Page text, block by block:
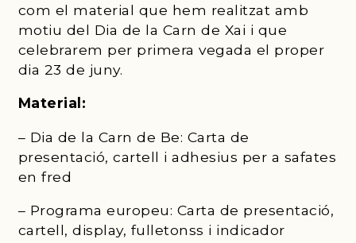
com el material que hem realitzat amb
motiu del Dia de la Carn de Xai i que
celebrarem per primera vegada el proper
dia 23 de juny.
Material:
– Dia de la Carn de Be: Carta de
presentació, cartell i adhesius per a safates
en fred
– Programa europeu: Carta de presentació,
cartell, display, fulletonss i indicador